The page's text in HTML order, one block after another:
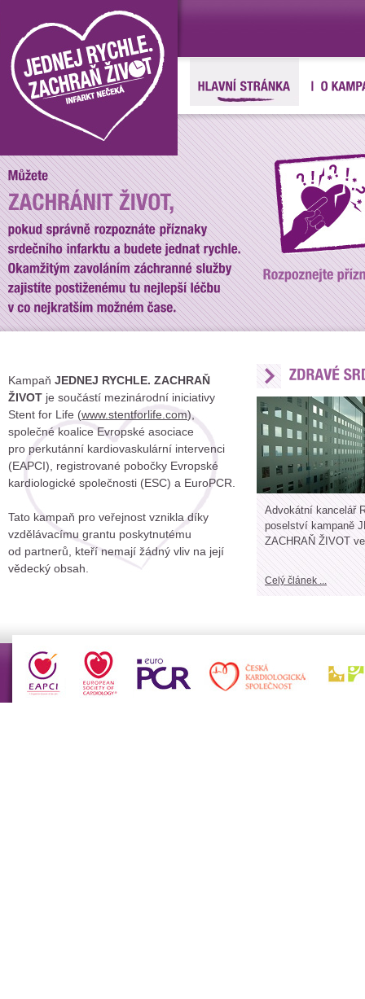
Kampaň JEDNEJ RYCHLE. ZACHRAŇ
ŽIVOT je součástí mezinárodní iniciativy
Stent for Life (www.stentforlife.com),
společné koalice Evropské asociace
pro perkutánní kardiovaskulární intervenci
(EAPCI), registrované pobočky Evropské
kardiologické společnosti (ESC) a EuroPCR.
Tato kampaň pro veřejnost vznikla díky
vzdělávacímu grantu poskytnutému
od partnerů, kteří nemají žádný vliv na její
vědecký obsah.
Advokátní kancelář
poselství kampaně
ZACHRAŇ ŽIVOT
Celý článek ...